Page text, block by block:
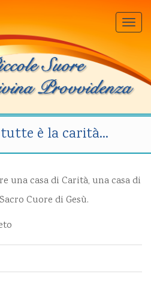
è la carità…
una casa di Carità, una casa di
Cuore di Gesù.